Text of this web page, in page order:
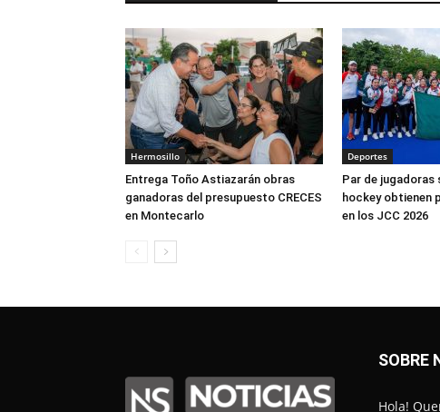
Hermosillo
Entrega Toño Astiazarán obras
ganadoras del presupuesto CRECES
en Montecarlo
Deportes
Par de jugadoras
hockey obtienen
en los JCC 2026
SOBRE
Hola!